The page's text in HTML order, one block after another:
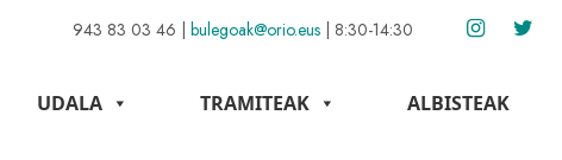
943 83 03 46 | bulegoak@orio.eus | 8:30-14:30
UDALA TRAMITEAK ALBISTEAK